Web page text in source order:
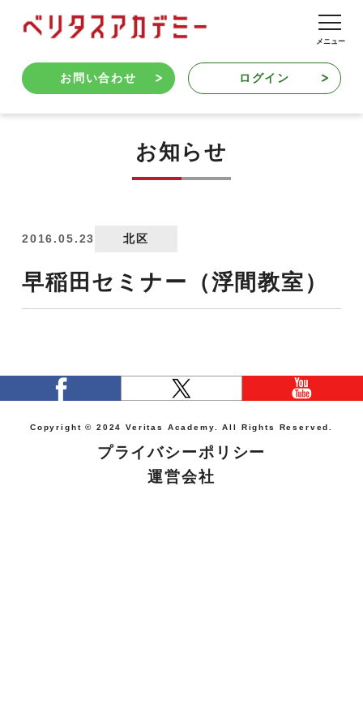
お問い合わせ ログイン
お知らせ
2016.05.23 北区
早稲田セミナー（浮間教室）
Copyright © 2024 Veritas Academy. All Rights Reserved.
プライバシーポリシー
運営会社